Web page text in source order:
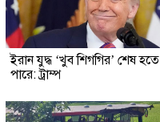
ইরান যুদ্ধ ‘খুব শিগগির’ শেষ হতে
পারে: ট্রাম্প